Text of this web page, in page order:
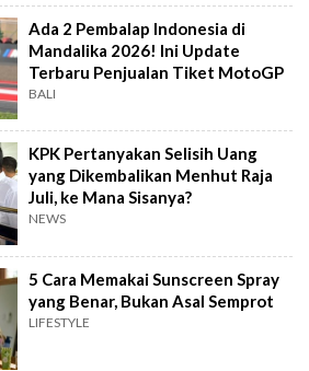
Ada 2 Pembalap Indonesia di
Mandalika 2026! Ini Update
Terbaru Penjualan Tiket MotoGP
BALI
KPK Pertanyakan Selisih Uang
yang Dikembalikan Menhut Raja
Juli, ke Mana Sisanya?
NEWS
5 Cara Memakai Sunscreen Spray
yang Benar, Bukan Asal Semprot
LIFESTYLE